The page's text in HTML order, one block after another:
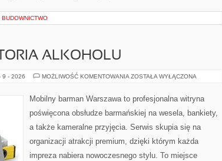
ALKOHOLU
9 - 2026 MOŻLIWOŚĆ KOMENTOWANIA KULTURA
ALKOHOLU
ZOSTAŁA WYŁĄCZONA
Mobilny barman Warszawa to profesjonalna witryna
poświęcona obsłudze barmańskiej na wesela, bankiety,
a także kameralne przyjęcia. Serwis skupia się na
organizacji atrakcji premium, dzięki którym każda
impreza nabiera nowoczesnego stylu. To miejsce